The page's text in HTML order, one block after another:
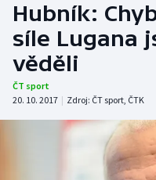
Hokej
Tenis
Atletika
Hubník:
síle Lugana
věděli
ČT sport
20. 10. 2017 | Zdroj: ČT sport, ČTK